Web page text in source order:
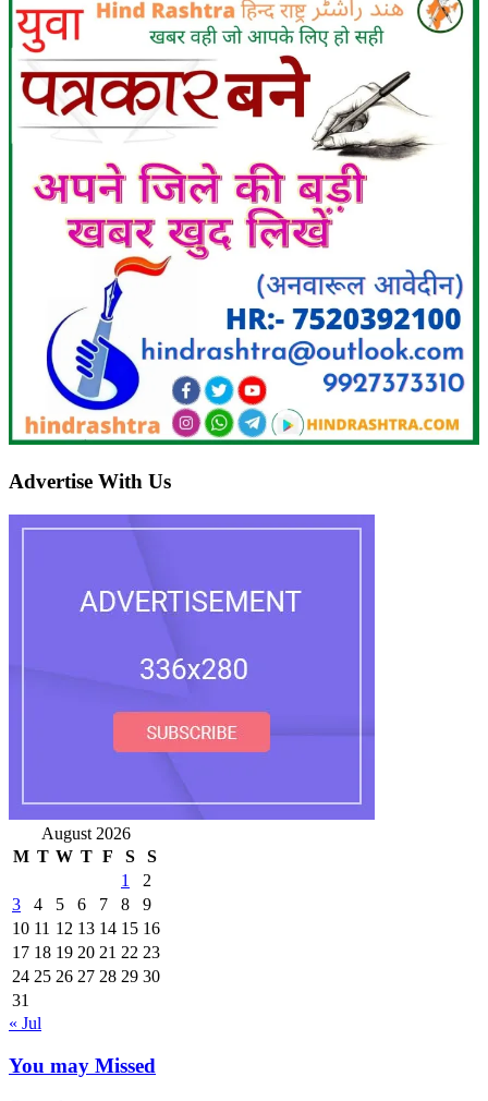
Advertise With Us
August 2026
M T W T F S
S
1
2
3
4 5 6 7 8
9
10 11 12 13 14 15 16
17 18 19 20 21 22 23
24 25 26 27 28 29 30
31
« Jul
You may Missed